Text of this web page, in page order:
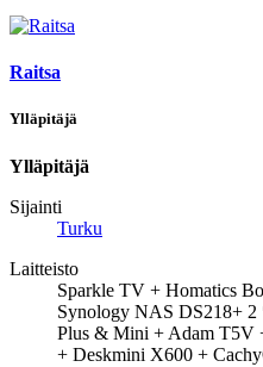
Raitsa
Ylläpitäjä
Ylläpitäjä
Sijainti
Turku
Laitteisto
Sparkle TV + Homatics
Synology NAS DS218+
Plus & Mini + Adam T5V
+ Deskmini X600 +